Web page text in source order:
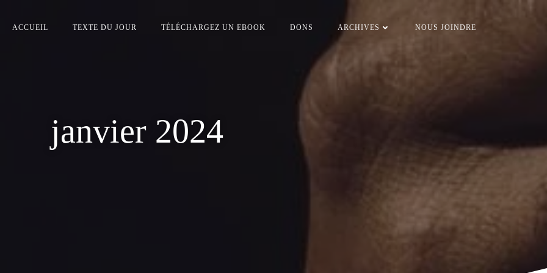
ACCUEIL TEXTE DU JOUR TÉLÉCHARGEZ UN EBOOK DONS ARCHIVES NOUS JOINDRE
janvier 2024